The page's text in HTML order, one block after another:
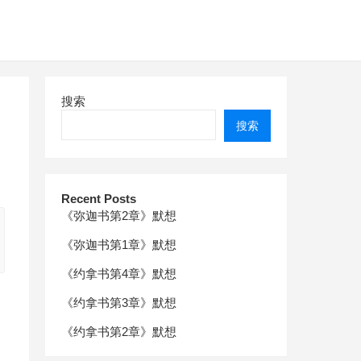
搜索
搜索
Recent Posts
《弥迦书第2章》默想
《弥迦书第1章》默想
《约拿书第4章》默想
《约拿书第3章》默想
《约拿书第2章》默想